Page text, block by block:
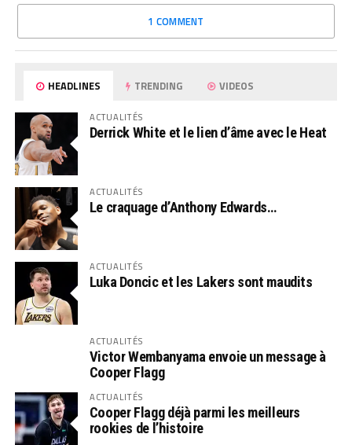
1 COMMENT
HEADLINES TRENDING VIDEOS
ACTUALITÉS
Derrick White et le lien d’âme avec le Heat
ACTUALITÉS
Le craquage d’Anthony Edwards…
ACTUALITÉS
Luka Doncic et les Lakers sont maudits
ACTUALITÉS
Victor Wembanyama envoie un message à
Cooper Flagg
ACTUALITÉS
Cooper Flagg déjà parmi les meilleurs
rookies de l’histoire